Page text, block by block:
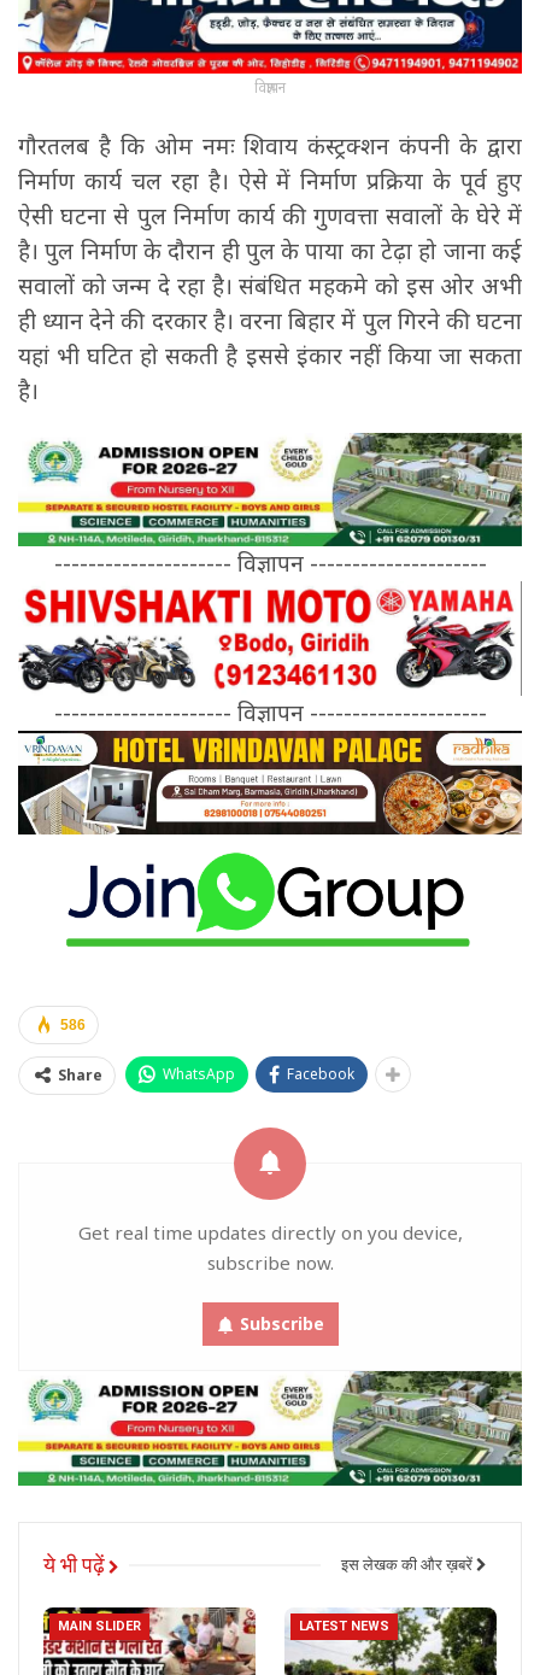
विज्ञापन
गौरतलब है कि ओम नमः शिवाय कंस्ट्रक्शन कंपनी के द्वारा
निर्माण कार्य चल रहा है। ऐसे में निर्माण प्रक्रिया के पूर्व हुए
ऐसी घटना से पुल निर्माण कार्य की गुणवत्ता सवालों के घेरे में
है। पुल निर्माण के दौरान ही पुल के पाया का टेढ़ा हो जाना कई
सवालों को जन्म दे रहा है। संबंधित महकमे को इस ओर अभी
ही ध्यान देने की दरकार है। वरना बिहार में पुल गिरने की घटना
यहां भी घटित हो सकती है इससे इंकार नहीं किया जा सकता
है।
--------------------- विज्ञापन ---------------------
--------------------- विज्ञापन ---------------------
586
Share WhatsApp Facebook
Get real time updates directly on you device,
subscribe now.
Subscribe
ये भी पढ़ें इस लेखक की और ख़बरें
MAIN SLIDER LATEST NEWS